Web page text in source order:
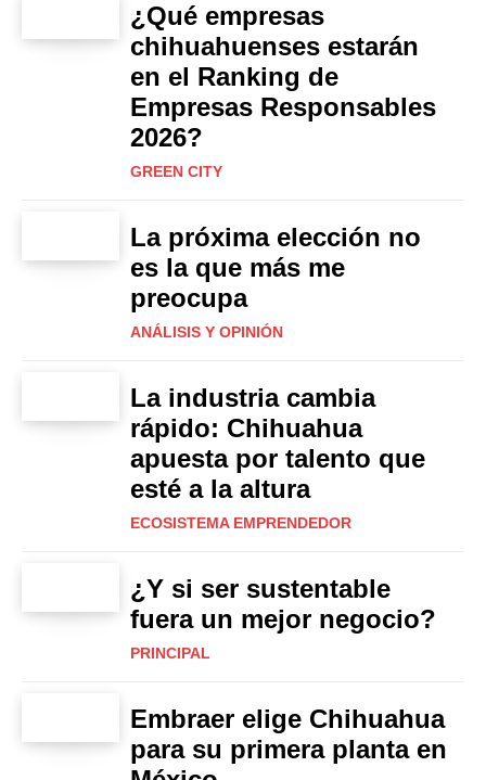
¿Qué empresas
chihuahuenses estarán
en el Ranking de
Empresas Responsables
2026?
GREEN CITY
La próxima elección no
es la que más me
preocupa
ANÁLISIS Y OPINIÓN
La industria cambia
rápido: Chihuahua
apuesta por talento que
esté a la altura
ECOSISTEMA EMPRENDEDOR
¿Y si ser sustentable
fuera un mejor negocio?
PRINCIPAL
Embraer elige Chihuahua
para su primera planta en